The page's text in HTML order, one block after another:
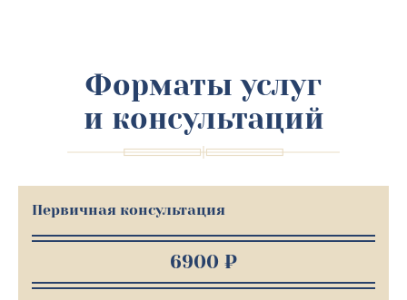
Форматы услуг
и консультаций
Первичная консультация
6900 ₽